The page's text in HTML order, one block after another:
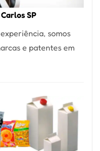
do
Itaim
SP
somos
e patentes em